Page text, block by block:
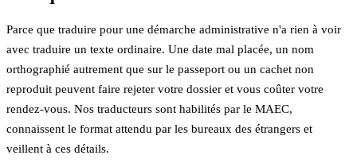
Parce que traduire pour une démarche administrative n'a rien à voir
avec traduire un texte ordinaire. Une date mal placée, un nom
orthographié autrement que sur le passeport ou un cachet non
reproduit peuvent faire rejeter votre dossier et vous coûter votre
rendez-vous. Nos traducteurs sont habilités par le MAEC,
connaissent le format attendu par les bureaux des étrangers et
veillent à ces détails.